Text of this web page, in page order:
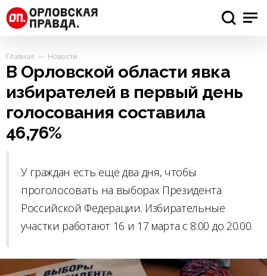
Главная Новости
В Орловской области явка
избирателей в первый день
голосования составила
46,76%
У граждан есть ещё два дня, чтобы
проголосовать на выборах Президента
Российской Федерации. Избирательные
участки работают 16 и 17 марта с 8.00 до 20.00.